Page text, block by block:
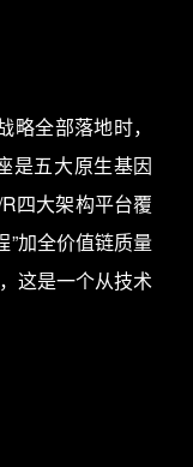
全部落地时，
是五大原生基因
四大架构平台覆
”加全价值链质量
这是一个从技术